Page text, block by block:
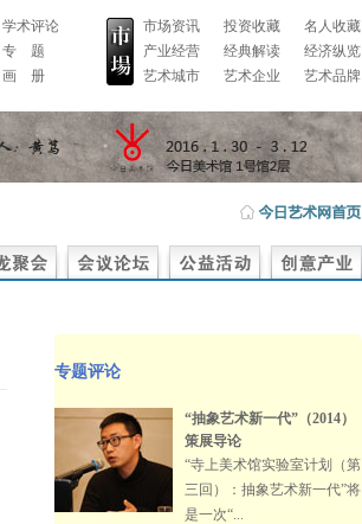
学术评论
专 题
画 册
市场资讯
产业经营
艺术城市
投资收藏
经典解读
艺术企业
名人收藏
经济纵览
艺术品牌
专题评论
“抽象艺术新一代”（2014）
策展导论
“寺上美术馆实验室计划（第
三回）：抽象艺术新一代”将
是一次“...